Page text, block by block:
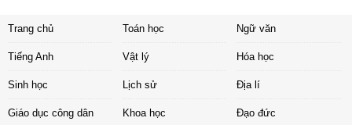
Trang chủ Toán học Ngữ văn
Tiếng Anh Vật lý Hóa học
Sinh học Lịch sử Địa lí
Giáo dục công dân Khoa học Đạo đức